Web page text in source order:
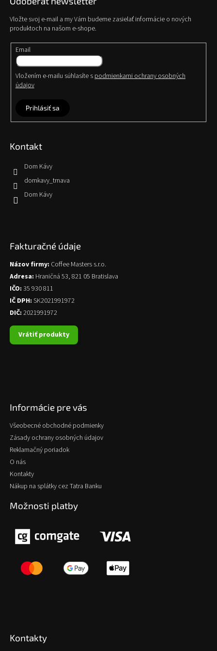
Vložte svoj e-mail a my Vám budeme zasielať informácie o nových
produktoch na našom e-shope.
Email
Vložením e-mailu súhlasíte s podmienkami ochrany osobných
údajov
Prihlásiť sa
Kontakt
Dom Kávy
domkavy_trnava
Dom Kávy
Fakturačné údaje
Názov firmy: Coffee Masters s.r.o.
Adresa: Hraničná 53, 821 05 Bratislava
IČO: 35 930 811
IČ DPH: SK2021991972
DIČ: 2021991972
Vrátiť produkty
Informácie pre vás
Všeobecné obchodné podmienky
Zásady ochrany osobných údajov
Reklamačný poriadok
O nás
Kontakty
Nákup na splátky cez Tatra Banku
Možnosti platby
Kontakty